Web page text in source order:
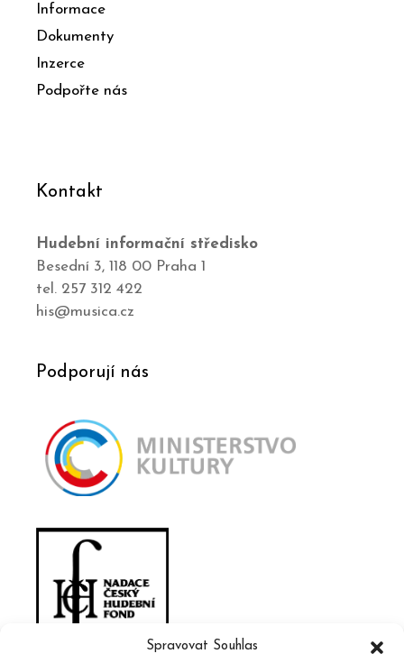
Spravovat Souhlas
Informace
Dokumenty
Inzerce
Podpořte nás
Kontakt
Hudební informační středisko
Besední 3, 118 00 Praha 1
tel. 257 312 422
his@musica.cz
Podporují nás